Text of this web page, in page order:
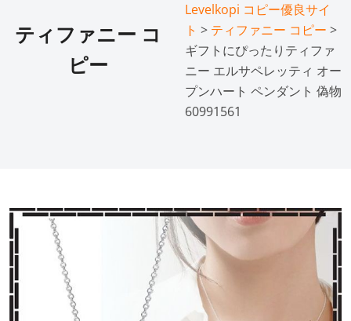
ティファニー コ
ピー
Levelkopi コピー優良サイ
ト > ティファニー コピー >
ギフトにぴったりティファ
ニー エルサペレッティ オー
プンハート ペンダント 偽物
60991561